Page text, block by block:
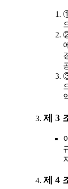
제 3
제 4